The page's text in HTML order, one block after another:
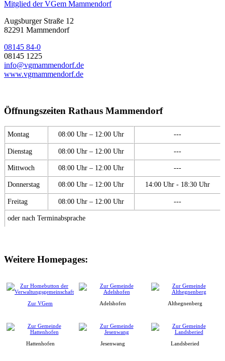
Mitglied der VGem Mammendorf
Augsburger Straße 12
82291 Mammendorf
08145 84-0
08145 1225
info@vgmammendorf.de
www.vgmammendorf.de
Öffnungszeiten Rathaus Mammendorf
Montag 08:00 Uhr – 12:00 Uhr ---
Dienstag 08:00 Uhr – 12:00 Uhr ---
Mittwoch 08:00 Uhr – 12:00 Uhr ---
Donnerstag 08:00 Uhr – 12:00 Uhr 14:00 Uhr - 18:30 Uhr
Freitag 08:00 Uhr – 12:00 Uhr ---
oder nach Terminabsprache
Weitere Homepages:
Zur VGem Adelshofen Althegnenberg
Hattenhofen Jesenwang Landsberied